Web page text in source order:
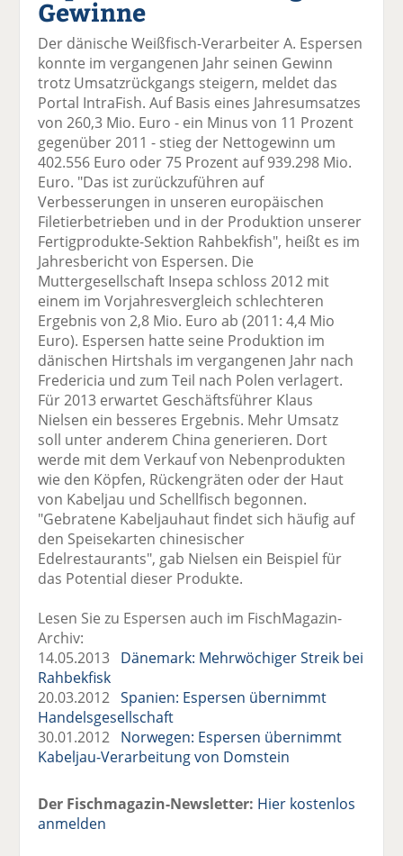
uf
F
ac
e
b
o
o
te
il
e
el
wi
tt
er
n
uf
Li
n
k
e
di
n
il
e
n
er
E
m
ai
l
v
er
d
e
ru
n
Gewinne
Der dänische Weißfisch-Verarbeiter A. Espersen
konnte im vergangenen Jahr seinen Gewinn
trotz Umsatzrückgangs steigern, meldet das
Portal IntraFish. Auf Basis eines Jahresumsatzes
von 260,3 Mio. Euro - ein Minus von 11 Prozent
gegenüber 2011 - stieg der Nettogewinn um
402.556 Euro oder 75 Prozent auf 939.298 Mio.
Euro. "Das ist zurückzuführen auf
Verbesserungen in unseren europäischen
Filetierbetrieben und in der Produktion unserer
Fertigprodukte-Sektion Rahbekfish", heißt es im
Jahresbericht von Espersen. Die
Muttergesellschaft Insepa schloss 2012 mit
einem im Vorjahresvergleich schlechteren
Ergebnis von 2,8 Mio. Euro ab (2011: 4,4 Mio
Euro). Espersen hatte seine Produktion im
dänischen Hirtshals im vergangenen Jahr nach
Fredericia und zum Teil nach Polen verlagert.
Für 2013 erwartet Geschäftsführer Klaus
Nielsen ein besseres Ergebnis. Mehr Umsatz
soll unter anderem China generieren. Dort
werde mit dem Verkauf von Nebenprodukten
wie den Köpfen, Rückengräten oder der Haut
von Kabeljau und Schellfisch begonnen.
"Gebratene Kabeljauhaut findet sich häufig auf
den Speisekarten chinesischer
Edelrestaurants", gab Nielsen ein Beispiel für
das Potential dieser Produkte.
Lesen Sie zu Espersen auch im FischMagazin-
Archiv:
14.05.2013 Dänemark: Mehrwöchiger Streik bei
Rahbekfisk
20.03.2012Spanien: Espersen übernimmt
Handelsgesellschaft
30.01.2012 Norwegen: Espersen übernimmt
Kabeljau-Verarbeitung von Domstein
Der Fischmagazin-Newsletter: Hier kostenlos
anmelden